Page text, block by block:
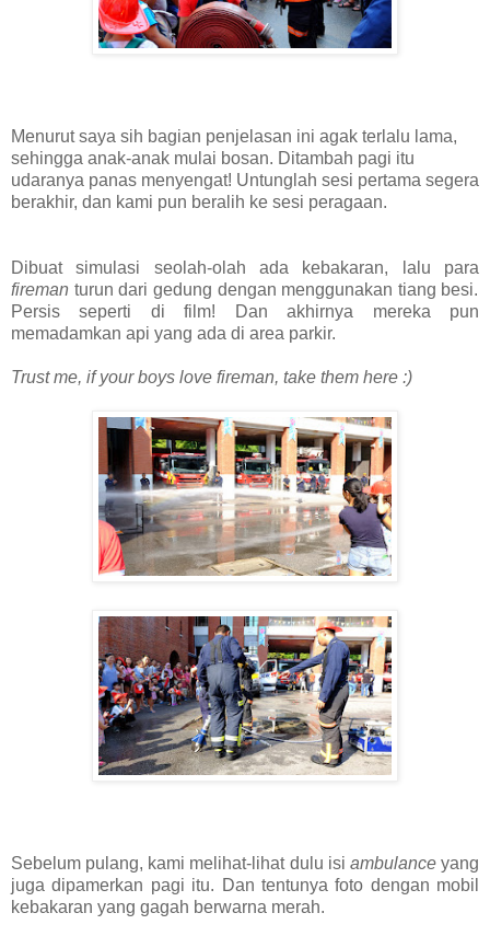
Menurut saya sih bagian penjelasan ini agak terlalu lama,
sehingga anak-anak mulai bosan. Ditambah pagi itu
udaranya panas menyengat! Untunglah sesi pertama segera
berakhir, dan kami pun beralih ke sesi peragaan.
Dibuat simulasi seolah-olah ada kebakaran, lalu para
fireman turun dari gedung dengan menggunakan tiang besi.
Persis seperti di film! Dan akhirnya mereka pun
memadamkan api yang ada di area parkir.
Trust me, if your boys love fireman, take them here :)
Sebelum pulang, kami melihat-lihat dulu isi ambulanceyang
juga dipamerkan pagi itu. Dan tentunya foto dengan mobil
kebakaran yang gagah berwarna merah.